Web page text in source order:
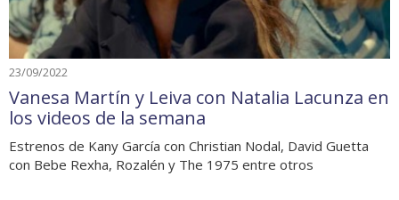
23/09/2022
Vanesa Martín y Leiva con Natalia Lacunza en
los videos de la semana
Estrenos de Kany García con Christian Nodal, David Guetta
con Bebe Rexha, Rozalén y The 1975 entre otros